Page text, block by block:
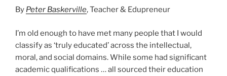
By Peter Baskerville, Teacher & Edupreneur
I’m old enough to have met many people that I would
classify as ‘truly educated’ across the intellectual,
moral, and social domains. While some had significant
academic qualifications … all sourced their education